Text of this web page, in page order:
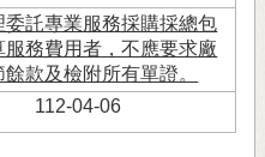
委託專業服務採購採總包
服務費用者，不應要求廠
款及檢附所有單證。
112-04-06